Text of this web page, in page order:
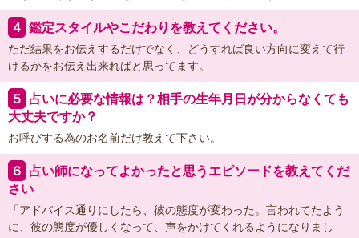
４ 鑑定スタイルやこだわりを教えてください。
ただ結果をお伝えするだけでなく、どうすれば良い方向に変えて行
けるかをお伝え出来ればと思ってます。
５ 占いに必要な情報は？相手の生年月日が分からなくても
大丈夫ですか？
お呼びする為のお名前だけ教えて下さい。
６ 占い師になってよかったと思うエピソードを教えてくだ
さい
「アドバイス通りにしたら、彼の態度が変わった。言われてたよう
に、彼の態度が優しくなって、声をかけてくれるようになりまし